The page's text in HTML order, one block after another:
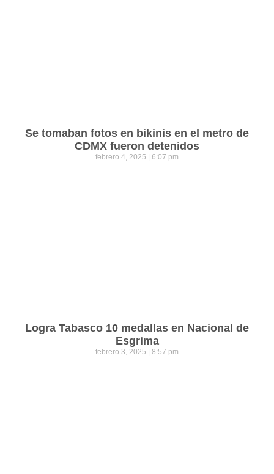
Se tomaban fotos en bikinis en el metro de
CDMX fueron detenidos
febrero 4, 2025 6:07 pm
Logra Tabasco 10 medallas en Nacional de
Esgrima
febrero 3, 2025 8:57 pm